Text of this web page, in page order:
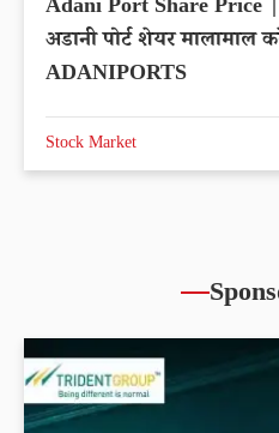
Adani Port Share Price |
अडानी पोर्ट शेयर मालामाल
ADANIPORTS
Stock Market